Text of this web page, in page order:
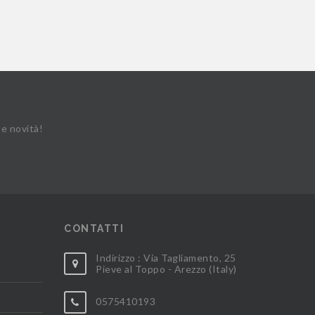
novità!
CONTATTI
Indirizzo : Via Tagliamento, 25
Pieve al Toppo - Arezzo (Italy)
0575410193